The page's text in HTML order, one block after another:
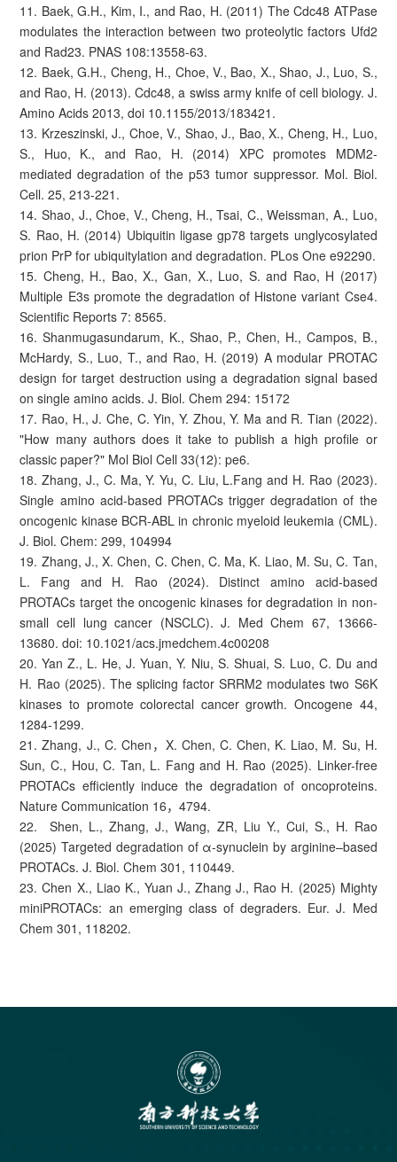
11. Baek, G.H., Kim, I., and Rao, H. (2011) The Cdc48 ATPase
modulates the interaction between two proteolytic factors Ufd2
and Rad23. PNAS 108:13558-63.
12. Baek, G.H., Cheng, H., Choe, V., Bao, X., Shao, J., Luo, S.,
and Rao, H. (2013). Cdc48, a swiss army knife of cell biology. J.
Amino Acids 2013, doi 10.1155/2013/183421.
13. Krzeszinski, J., Choe, V., Shao, J., Bao, X., Cheng, H., Luo,
S., Huo, K., and Rao, H. (2014) XPC promotes MDM2-
mediated degradation of the p53 tumor suppressor. Mol. Biol.
Cell. 25, 213-221.
14. Shao, J., Choe, V., Cheng, H., Tsai, C., Weissman, A., Luo,
S. Rao, H. (2014) Ubiquitin ligase gp78 targets unglycosylated
prion PrP for ubiquitylation and degradation. PLos One e92290.
15. Cheng, H., Bao, X., Gan, X., Luo, S. and Rao, H (2017)
Multiple E3s promote the degradation of Histone variant Cse4.
Scientific Reports 7: 8565.
16. Shanmugasundarum, K., Shao, P., Chen, H., Campos, B.,
McHardy, S., Luo, T., and Rao, H. (2019) A modular PROTAC
design for target destruction using a degradation signal based
on single amino acids. J. Biol. Chem 294: 15172
17. Rao, H., J. Che, C. Yin, Y. Zhou, Y. Ma and R. Tian (2022).
"How many authors does it take to publish a high profile or
classic paper?" Mol Biol Cell 33(12): pe6.
18. Zhang, J., C. Ma, Y. Yu, C. Liu, L.Fang and H. Rao (2023).
Single amino acid-based PROTACs trigger degradation of the
oncogenic kinase BCR-ABL in chronic myeloid leukemia (CML).
J. Biol. Chem: 299, 104994
19. Zhang, J., X. Chen, C. Chen, C. Ma, K. Liao, M. Su, C. Tan,
L. Fang and H. Rao (2024). Distinct amino acid-based
PROTACs target the oncogenic kinases for degradation in non-
small cell lung cancer (NSCLC). J. Med Chem 67, 13666-
13680. doi: 10.1021/acs.jmedchem.4c00208
20. Yan Z., L. He, J. Yuan, Y. Niu, S. Shuai, S. Luo, C. Du and
H. Rao (2025). The splicing factor SRRM2 modulates two S6K
kinases to promote colorectal cancer growth. Oncogene 44,
1284-1299.
21. Zhang, J., C. Chen，X. Chen, C. Chen, K. Liao, M. Su, H.
Sun, C., Hou, C. Tan, L. Fang and H. Rao (2025). Linker-free
PROTACs efficiently induce the degradation of oncoproteins.
Nature Communication 16，4794.
22. Shen, L., Zhang, J., Wang, ZR, Liu Y., Cui, S., H. Rao
(2025) Targeted degradation of α-synuclein by arginine–based
PROTACs. J. Biol. Chem 301, 110449.
23. Chen X., Liao K., Yuan J., Zhang J., Rao H. (2025) Mighty
miniPROTACs: an emerging class of degraders. Eur. J. Med
Chem 301, 118202.